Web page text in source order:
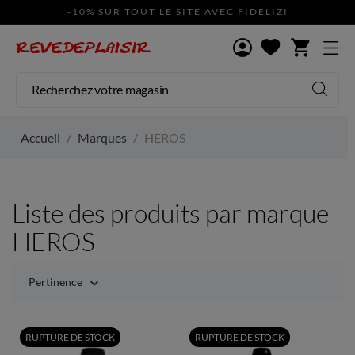
-10% SUR TOUT LE SITE AVEC FIDELIZI
shopping_cart
Accueil Marques HEROS
Liste des produits par marque
HEROS
Pertinence 
RUPTURE DE STOCK RUPTURE DE STOCK